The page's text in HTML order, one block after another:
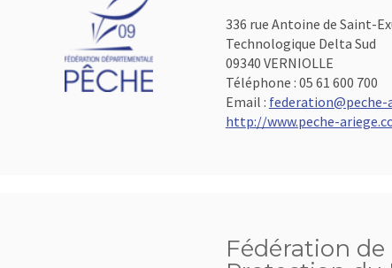
336 rue Antoine de Saint-
Technologique Delta Sud
09340 VERNIOLLE
Téléphone : 05 61 600 700
Email : federation@peche-
http://www.peche-
Fédération